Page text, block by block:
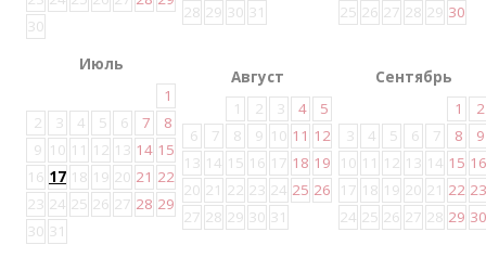
30
28 29 30 31
25 26 27 28 29 30
Июль
1
2
3 4 5 6 7
8
9 10 11 12 13 14 15
16 17 18 19 20 21 22
23 24 25 26 27 28 29
30 31
Август
1
2 3 4
5
6
7 8 9 10 11 12
13 14 15 16 17 18 19
20 21 22 23 24 25 26
27 28 29 30 31
Сентябрь
1
2
3
4 5 6 7 8
9
10 11 12 13 14 15 16
17 18 19 20 21 22 23
24 25 26 27 28 29 30